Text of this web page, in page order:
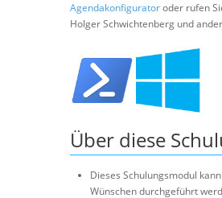
Agendakonfiguratoroder rufen
Holger Schwichtenberg und
Über diese
Dieses Schulungsmodul
Wünschen durchgeführt